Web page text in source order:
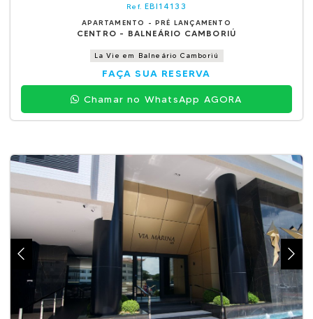
Ref. EBI14133
APARTAMENTO - PRÉ LANÇAMENTO
CENTRO - BALNEÁRIO CAMBORIÚ
La Vie em Balneário Camboriú
FAÇA SUA RESERVA
Chamar no WhatsApp AGORA